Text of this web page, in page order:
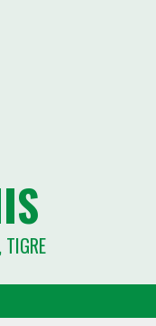
TIGRE